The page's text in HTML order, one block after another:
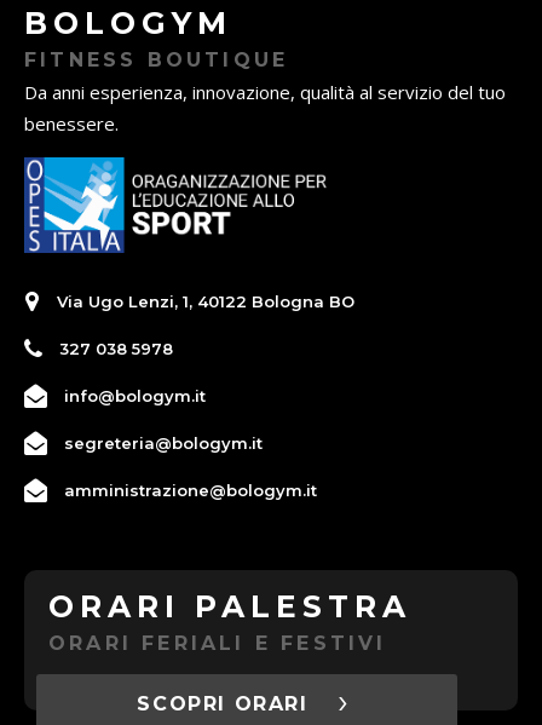
BOLOGYM
FITNESS BOUTIQUE
Da anni esperienza, innovazione, qualità al servizio del tuo
benessere.
Via Ugo Lenzi, 1, 40122 Bologna BO
327 038 5978
info@bologym.it
segreteria@bologym.it
amministrazione@bologym.it
ORARI PALESTRA
ORARI FERIALI E FESTIVI
SCOPRI ORARI